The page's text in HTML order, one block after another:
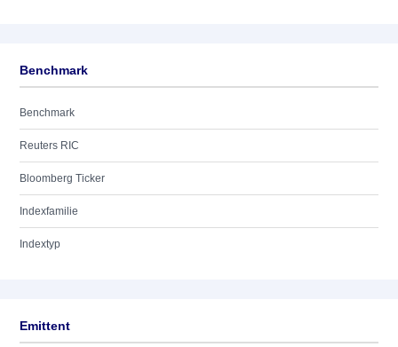
Benchmark
Benchmark
Reuters RIC
Bloomberg Ticker
Indexfamilie
Indextyp
Emittent